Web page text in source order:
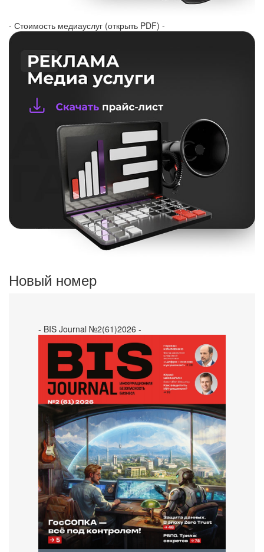
- Стоимость медиауслуг (открыть PDF) -
Новый номер
- BIS Journal №2(61)2026 -